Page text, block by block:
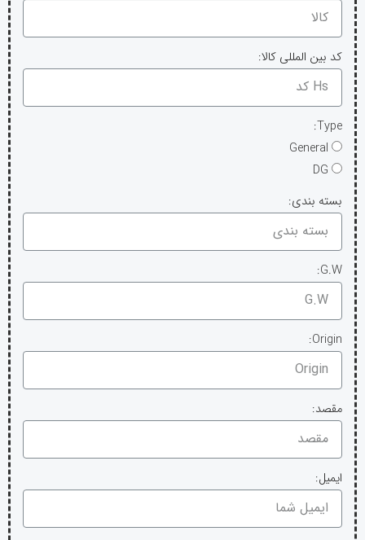
کد بین المللی کالا:
Type:
General
DG
بسته بندی:
G.W:
Origin:
مقصد:
ایمیل: